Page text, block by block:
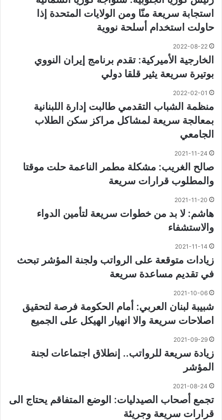
استجابة سريعة منّا ومن الولايات المتحدة إذا
حاولت استخدام أسلحة نووية
2022-08-22
الخارجية الأميركية: تقدم برنامج إيران النووي
بوتيرة سريعة يثير قلقا دولي
2022-02-01
منظمة الشباب التقدمي طالبت إدارة اللبنانية
بمعالجة سريعة لمشاكل مراكز سكن الطلاب
الجامعي
2021-11-24
صالح الغريب: مشكلة مطمر الناعمة حلت موقتا
والمطلوب قرارات سريعة
2021-11-20
هاشم: لا بد من خطوات سريعة لتأمين الدواء
والاستشفاء
2021-11-14
زيادات متوقعة على الرواتب ولجنة المؤشر تبحث
في تقديم مساعدة سريعة
2021-10-06
شبيبة لبنان العربي: أمام الحكومة فرصة لتحقيق
اصلاحات سريعة والا انهيار الهيكل على الجميع
2021-09-29
زيادة سريعة للرواتب.. إنطلاق اجتماعات لجنة
المؤشر
2021-08-24
تجمع أصحاب الصيدليات: الوضع المتفاقم يحتاج الى
قرارات سريعة وجريئة